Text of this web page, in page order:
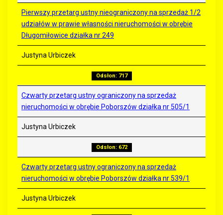
Pierwszy przetarg ustny nieograniczony na sprzedaż 1/2
udziałów w prawie własności nieruchomości w obrębie
Długomiłowice działka nr 249
Justyna Urbiczek
Odsłon: 717
Czwarty przetarg ustny ograniczony na sprzedaż
nieruchomości w obrębie Poborszów działka nr 505/1
Justyna Urbiczek
Odsłon: 672
Czwarty przetarg ustny ograniczony na sprzedaż
nieruchomości w obrębie Poborszów działka nr 539/1
Justyna Urbiczek